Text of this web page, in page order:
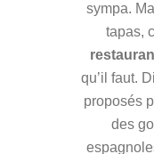
sympa.
tapas,
qu’il faut.
proposés
des